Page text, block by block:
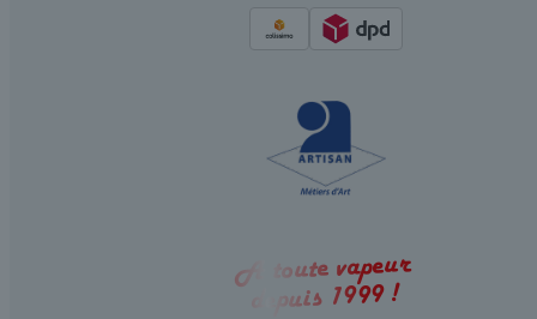
A toute vapeur
depuis 1999 !